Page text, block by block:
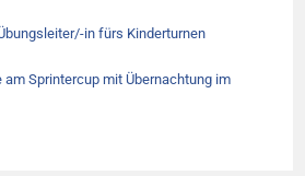
in fürs Kinderturnen
am Sprintercup mit Übernachtung im